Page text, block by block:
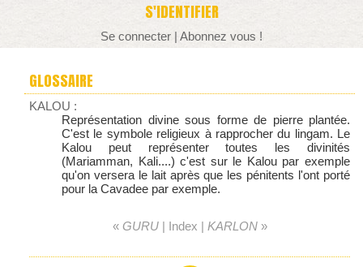
S'IDENTIFIER
Se connecter | Abonnez vous !
GLOSSAIRE
KALOU :
Représentation divine sous forme de pierre plantée.
C'est le symbole religieux à rapprocher du lingam. Le
Kalou peut représenter toutes les divinités
(Mariamman, Kali....) c'est sur le Kalou par exemple
qu'on versera le lait après que les pénitents l'ont porté
pour la Cavadee par exemple.
« GURU | Index | KARLON»